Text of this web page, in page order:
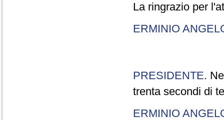
La ringrazio per
ERMINIO
PRESIDENTE.
trenta secondi di
ERMINIO